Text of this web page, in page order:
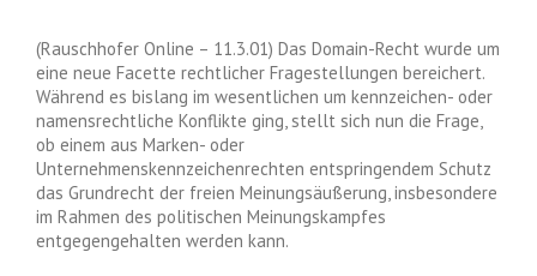
(Rauschhofer Online – 11.3.01) Das Domain-Recht wurde um
eine neue Facette rechtlicher Fragestellungen bereichert.
Während es bislang im wesentlichen um kennzeichen- oder
namensrechtliche Konflikte ging, stellt sich nun die Frage,
ob einem aus Marken- oder
Unternehmenskennzeichenrechten entspringendem Schutz
das Grundrecht der freien Meinungsäußerung, insbesondere
im Rahmen des politischen Meinungskampfes
entgegengehalten werden kann.